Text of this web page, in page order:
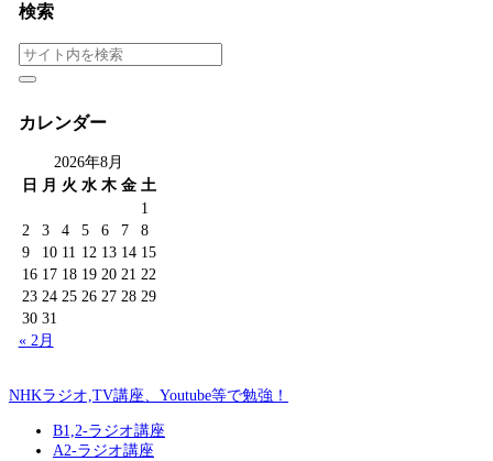
検索
カレンダー
2026年8月
日 月 火 水 木 金 土
1
2
3 4 5 6 7
8
9
10 11 12 13 14 15
16 17 18 19 20 21 22
23 24 25 26 27 28 29
30 31
« 2月
NHKラジオ,TV講座、Youtube等で勉強！
B1,2-ラジオ講座
A2-ラジオ講座